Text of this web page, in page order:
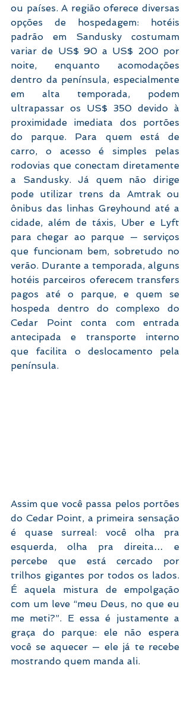
ou países. A região oferece diversas
opções de hospedagem: hotéis
padrão em Sandusky costumam
variar de US$ 90 a US$ 200 por
noite, enquanto acomodações
dentro da península, especialmente
em alta temporada, podem
ultrapassar os US$ 350 devido à
proximidade imediata dos portões
do parque. Para quem está de
carro, o acesso é simples pelas
rodovias que conectam diretamente
a Sandusky. Já quem não dirige
pode utilizar trens da Amtrak ou
ônibus das linhas Greyhound até a
cidade, além de táxis, Uber e Lyft
para chegar ao parque — serviços
que funcionam bem, sobretudo no
verão. Durante a temporada, alguns
hotéis parceiros oferecem transfers
pagos até o parque, e quem se
hospeda dentro do complexo do
Cedar Point conta com entrada
antecipada e transporte interno
que facilita o deslocamento pela
península.
Assim que você passa pelos portões
do Cedar Point, a primeira sensação
é quase surreal: você olha pra
esquerda, olha pra direita… e
percebe que está cercado por
trilhos gigantes por todos os lados.
É aquela mistura de empolgação
com um leve “meu Deus, no que eu
me meti?”. E essa é justamente a
graça do parque: ele não espera
você se aquecer — ele já te recebe
mostrando quem manda ali.